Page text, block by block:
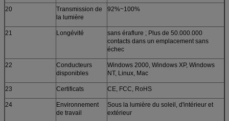
20
Transmission de
la lumière
92%~100%
21 Longévité
sans éraflure ; Plus de 50.000.000
contacts dans un emplacement sans
échec
22
Conducteurs
disponibles
Windows 2000, Windows XP, Windows
NT, Linux, Mac
23 Certificats CE, FCC, RoHS
24
Environnement
de travail
Sous la lumière du soleil, d'intérieur et
extérieur